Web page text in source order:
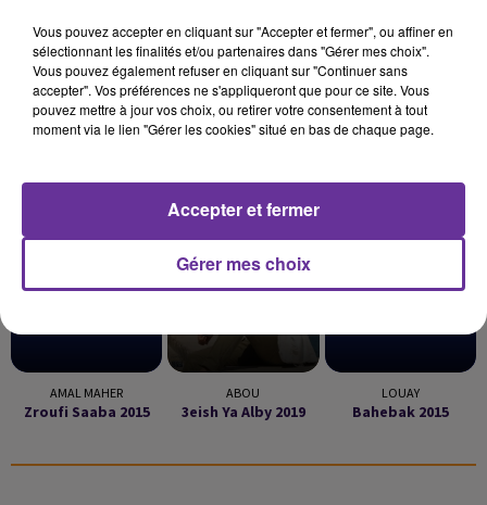
AMAL MAHER
Zroufi Saaba 2015
11h17
11h17
ABOU
3eish Ya Alby 2019
LOUAY
Bahebak 2015
Vous pouvez accepter en cliquant sur "Accepter et fermer", ou affiner en
sélectionnant les finalités et/ou partenaires dans "Gérer mes choix".
Vous pouvez également refuser en cliquant sur "Continuer sans
accepter". Vos préférences ne s'appliqueront que pour ce site. Vous
pouvez mettre à jour vos choix, ou retirer votre consentement à tout
moment via le lien "Gérer les cookies" situé en bas de chaque page.
Gérer mes choix
Accepter et fermer